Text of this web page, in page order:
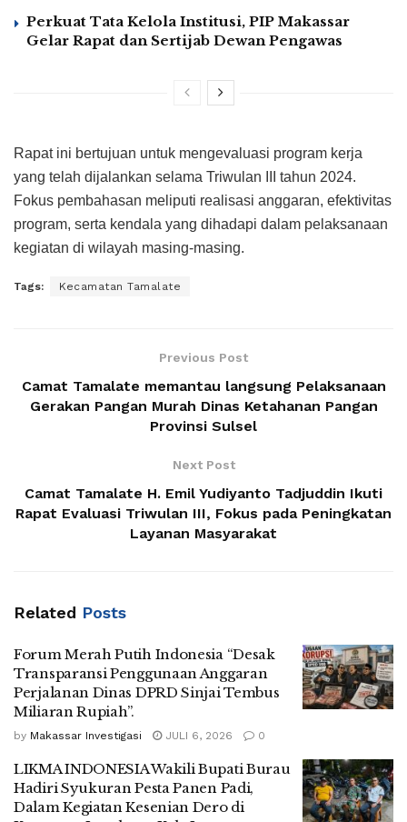
Perkuat Tata Kelola Institusi, PIP Makassar
Gelar Rapat dan Sertijab Dewan Pengawas
Rapat ini bertujuan untuk mengevaluasi program kerja
yang telah dijalankan selama Triwulan III tahun 2024.
Fokus pembahasan meliputi realisasi anggaran, efektivitas
program, serta kendala yang dihadapi dalam pelaksanaan
kegiatan di wilayah masing-masing.
Tags: Kecamatan Tamalate
Previous Post
Camat Tamalate memantau langsung Pelaksanaan
Gerakan Pangan Murah Dinas Ketahanan Pangan
Provinsi Sulsel
Next Post
Camat Tamalate H. Emil Yudiyanto Tadjuddin Ikuti
Rapat Evaluasi Triwulan III, Fokus pada Peningkatan
Layanan Masyarakat
Related Posts
Forum Merah Putih Indonesia “Desak
Transparansi Penggunaan Anggaran
Perjalanan Dinas DPRD Sinjai Tembus
Miliaran Rupiah”.
by Makassar Investigasi JULI 6, 2026 0
LIKMA INDONESIA Wakili Bupati Burau
Hadiri Syukuran Pesta Panen Padi,
Dalam Kegiatan Kesenian Dero di